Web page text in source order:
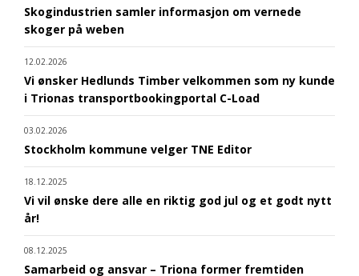
Skogindustrien samler informasjon om vernede
skoger på weben
12.02.2026
Vi ønsker Hedlunds Timber velkommen som ny kunde
i Trionas transportbookingportal C-Load
03.02.2026
Stockholm kommune velger TNE Editor
18.12.2025
Vi vil ønske dere alle en riktig god jul og et godt nytt
år!
08.12.2025
Samarbeid og ansvar – Triona former fremtiden